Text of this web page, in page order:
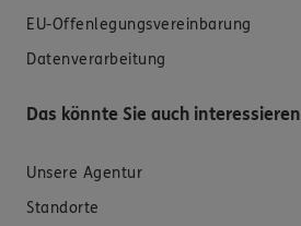
EU-Offenlegungsvereinbarung
Datenverarbeitung
Das könnte Sie auch interessieren
Unsere Agentur
Standorte